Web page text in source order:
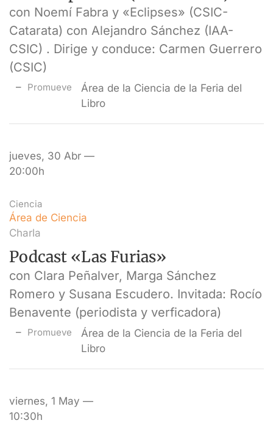
con Noemí Fabra y «Eclipses» (CSIC-
Catarata) con Alejandro Sánchez (IAA-
CSIC) . Dirige y conduce: Carmen Guerrero
(CSIC)
Promueve
Área de la Ciencia de la Feria del
Libro
jueves, 30 Abr —
20:00h
Ciencia
Área de Ciencia
Charla
Podcast «Las Furias»
con Clara Peñalver, Marga Sánchez
Romero y Susana Escudero. Invitada: Rocío
Benavente (periodista y verficadora)
Promueve
Área de la Ciencia de la Feria del
Libro
viernes, 1 May —
10:30h